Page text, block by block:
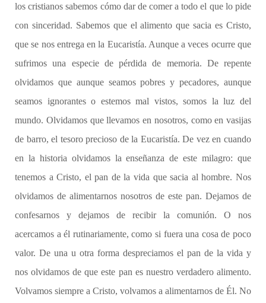
los cristianos sabemos cómo dar de comer a todo el que lo pide
con sinceridad. Sabemos que el alimento que sacia es Cristo,
que se nos entrega en la Eucaristía. Aunque a veces ocurre que
sufrimos una especie de pérdida de memoria. De repente
olvidamos que aunque seamos pobres y pecadores, aunque
seamos ignorantes o estemos mal vistos, somos la luz del
mundo. Olvidamos que llevamos en nosotros, como en vasijas
de barro, el tesoro precioso de la Eucaristía. De vez en cuando
en la historia olvidamos la enseñanza de este milagro: que
tenemos a Cristo, el pan de la vida que sacia al hombre. Nos
olvidamos de alimentarnos nosotros de este pan. Dejamos de
confesarnos y dejamos de recibir la comunión. O nos
acercamos a él rutinariamente, como si fuera una cosa de poco
valor. De una u otra forma despreciamos el pan de la vida y
nos olvidamos de que este pan es nuestro verdadero alimento.
Volvamos siempre a Cristo, volvamos a alimentarnos de Él. No